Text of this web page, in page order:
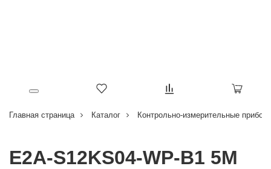
Главная страница Каталог Контрольно-измерительные
E2A-S12KS04-WP-B1 5M